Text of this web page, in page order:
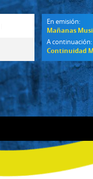
En emisión:
Mañanas
A continuación:
Continuidad